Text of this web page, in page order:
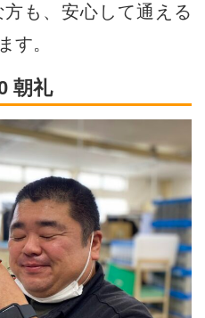
も、安心して通える
す。
朝礼